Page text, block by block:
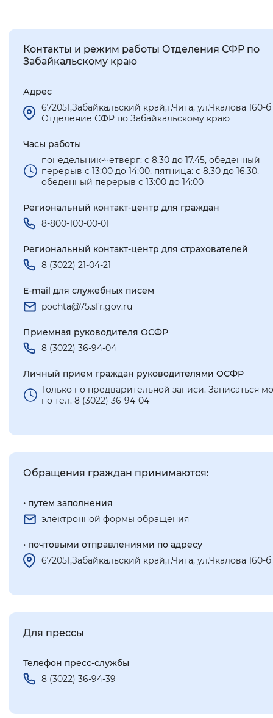
Контакты и режим работы Отделения СФР по
Забайкальскому краю
Адрес
672051,Забайкальский край,г.Чита, ул.Чкалова 160-б
Отделение СФР по Забайкальскому краю
Часы работы
понедельник-четверг: с 8.30 до 17.45, обеденный
перерыв с 13:00 до 14:00, пятница: с 8.30 до 16.30,
обеденный перерыв с 13:00 до 14:00
Региональный контакт-центр для граждан
8-800-100-00-01
Региональный контакт-центр для страхователей
8 (3022) 21-04-21
Е-mail для служебных писем
pochta@75.sfr.gov.ru
Приемная руководителя ОСФР
8 (3022) 36-94-04
Личный прием граждан руководителями ОСФР
Только по предварительной записи. Записаться
по тел. 8 (3022) 36-94-04
Обращения граждан принимаются:
• путем заполнения
электронной формы обращения
• почтовыми отправлениями по адресу
672051,Забайкальский край,г.Чита, ул.Чкалова 160-б
Для прессы
Телефон пресс-службы
8 (3022) 36-94-39